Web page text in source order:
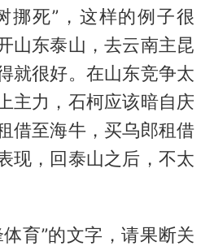
挪死”，这样的例子很
山东泰山，去云南主昆
就很好。在山东竞争太
主力，石柯应该暗自庆
借至海牛，买乌郎租借
现，回泰山之后，不太
体育”的文字，请果断关